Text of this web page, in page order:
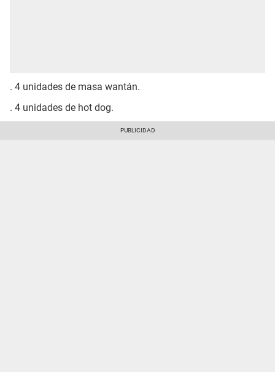
. 4 unidades de masa wantán.
. 4 unidades de hot dog.